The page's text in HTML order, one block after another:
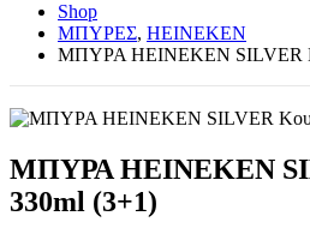
Shop
ΜΠΥΡΕΣ, HEINEKEN
ΜΠΥΡΑ HEINEKEN SILVER
ΜΠΥΡΑ HEINEKEN
330ml (3+1)